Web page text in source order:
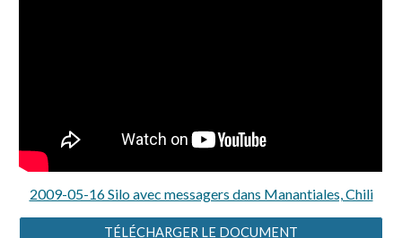
2009-05-16 Silo avec messagers dans Manantiales, Chili
TÉLÉCHARGER LE DOCUMENT